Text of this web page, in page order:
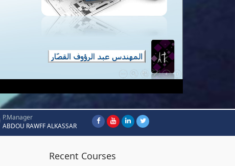
P.Manager
ABDOU RAWFF ALKASSAR
Recent Courses